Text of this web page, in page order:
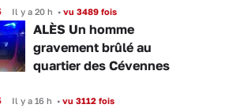
Il y a 20 h • vu 3489 fois
ALÈS Un homme
gravement brûlé au
quartier des Cévennes
Il y a 16 h • vu 3112 fois